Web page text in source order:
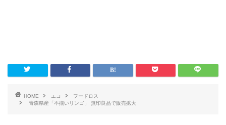
HOME エコ
フードロス
青森県産「不揃いリンゴ」 無印良品で販売拡大